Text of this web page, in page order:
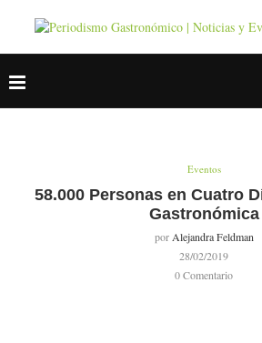
Eventos
58.000 Personas en Cuatro
Gastronómica
por Alejandra Feldman
28/02/2019
0 Comentario